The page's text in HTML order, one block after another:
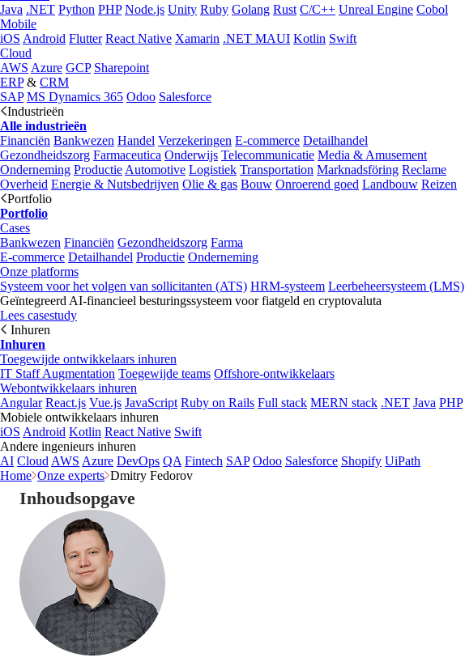
Java .NET Python PHP Node.js Unity Ruby Golang Rust C/C++ Unreal Engine Cobol
Mobile
iOS Android Flutter React Native Xamarin .NET MAUI Kotlin Swift
Cloud
AWS Azure GCP Sharepoint
ERP& CRM
SAP MS Dynamics 365 Odoo Salesforce
Industrieën
Alle industrieën
Financiën Bankwezen Handel Verzekeringen E-commerce Detailhandel
Gezondheidszorg Farmaceutica Onderwijs Telecommunicatie Media & Amusement
Onderneming Productie Automotive Logistiek Transportation Marknadsföring Reclame
Overheid Energie & Nutsbedrijven Olie & gas Bouw Onroerend goed Landbouw Reizen
Portfolio
Portfolio
Cases
Bankwezen Financiën Gezondheidszorg Farma
E-commerce Detailhandel Productie Onderneming
Onze platforms
Systeem voor het volgen van sollicitanten (ATS) HRM-systeem Leerbeheersysteem (LMS)
Geïntegreerd AI-financieel besturingssysteem voor fiatgeld en cryptovaluta
Lees casestudy
Inhuren
Inhuren
Toegewijde ontwikkelaars inhuren
IT Staff Augmentation Toegewijde teams Offshore-ontwikkelaars
Webontwikkelaars inhuren
Angular React.js Vue.js JavaScript Ruby on Rails Full stack MERN stack .NET Java PHP
Mobiele ontwikkelaars inhuren
iOS Android Kotlin React Native Swift
Andere ingenieurs inhuren
AI Cloud AWS Azure DevOps QA Fintech SAP Odoo Salesforce Shopify UiPath
Home Onze experts Dmitry Fedorov
Inhoudsopgave